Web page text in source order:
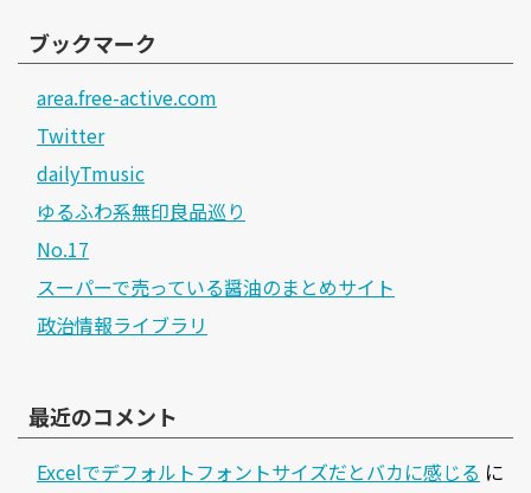
ブックマーク
area.free-active.com
Twitter
dailyTmusic
ゆるふわ系無印良品巡り
No.17
スーパーで売っている醤油のまとめサイト
政治情報ライブラリ
最近のコメント
Excelでデフォルトフォントサイズだとバカに感じる に